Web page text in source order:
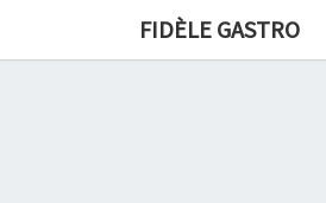
FIDÈLE GASTRO